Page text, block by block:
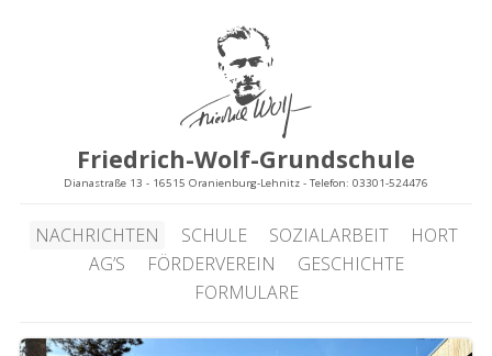
Friedrich-Wolf-Grundschule
Dianastraße 13 - 16515 Oranienburg-Lehnitz - Telefon: 03301-524476
NACHRICHTEN SCHULE SOZIALARBEIT
HORT
AG’S
FÖRDERVEREIN
GESCHICHTE
FORMULARE